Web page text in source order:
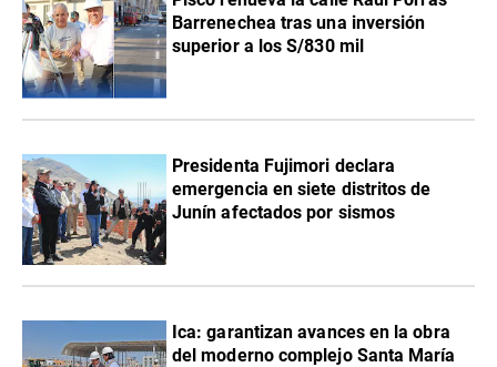
Barrenechea tras una inversión
superior a los S/830 mil
Presidenta Fujimori declara
emergencia en siete distritos de
Junín afectados por sismos
Ica: garantizan avances en la obra
del moderno complejo Santa María